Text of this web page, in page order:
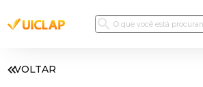
VOLTAR